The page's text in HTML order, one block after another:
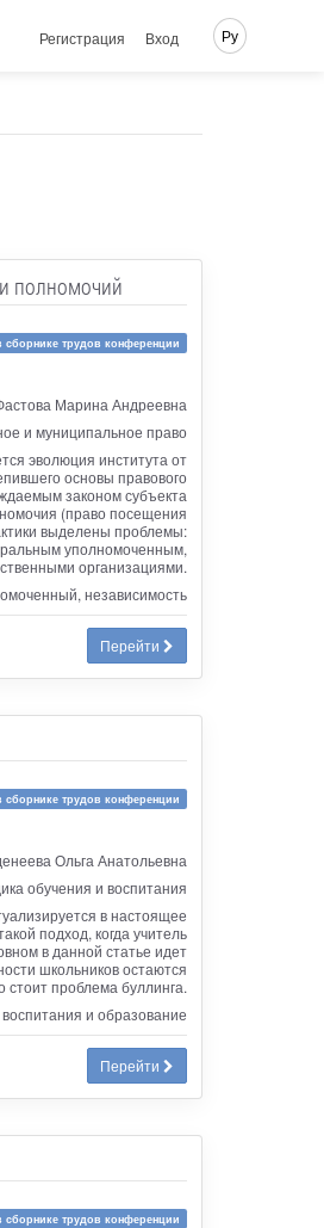
Регистрация Вход Ру
полномочий
сборнике трудов конференции
Марина Андреевна
и муниципальное право
эволюция института от
основы правового
законом субъекта
(право посещения
выделены проблемы:
уполномоченным,
организациями.
независимость
Перейти
сборнике трудов конференции
Ольга Анатольевна
обучения и воспитания
в настоящее
подход, когда учитель
в данной статье идет
школьников остаются
проблема буллинга.
и образование
Перейти
сборнике трудов конференции